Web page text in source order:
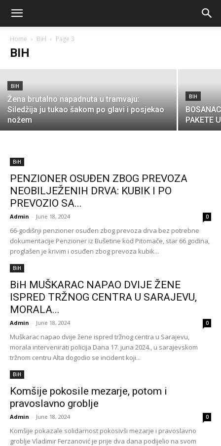
Home BiH Page 3
BIH
DEMOGRAFSKA KATASTROFA: 2060.
SVAKA DRUGA OSOBA U BIH ĆE IMATI
51 GODINU I VIŠE
Admin
BIH
Žena brutalno napadnuta u tramvaju:
Siledžija ju tukao šakom po glavi i posjekao
nožem
BIH
PAKETE
BiH
PENZIONER OSUĐEN ZBOG PREVOZA
NEOBILJEŽENIH DRVA: KUBIK I PO
PREVOZIO SA...
Admin - June 18, 2024 0
66-godišnji penzioner osuđen zbog prevoza drva bez potrebne
dokumentacije Penzioner iz Bušetine kod Pitomače, star 66 godina,
proglašen je krivim i osuđen zbog prevoza kubik...
BiH
BiH MUŠKARAC NAPAO DVIJE ŽENE
ISPRED TRŽNOG CENTRA U SARAJEVU,
MORALA...
Admin - June 18, 2024 0
Muškarac napao dvije žene ispred tržnog centra u Sarajevu,
morala intervenirati policija Dana 17. juna 2024., u sarajevskom
tržnom centru Alta dogodio se incident koji...
BiH
Komšije pokosile mezarje, potom i
pravoslavno groblje
Admin - June 18, 2024 0
Komšije pokazale solidarnost pokosivši mezarje i pravoslavno
groblje Vladimir Ferzanović je prije dva dana podijelio na svom